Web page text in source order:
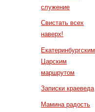
служение
Свистать всех
наверх!
Екатеринбургским
Царским
маршрутом
Записки краеведа
Мамина радость